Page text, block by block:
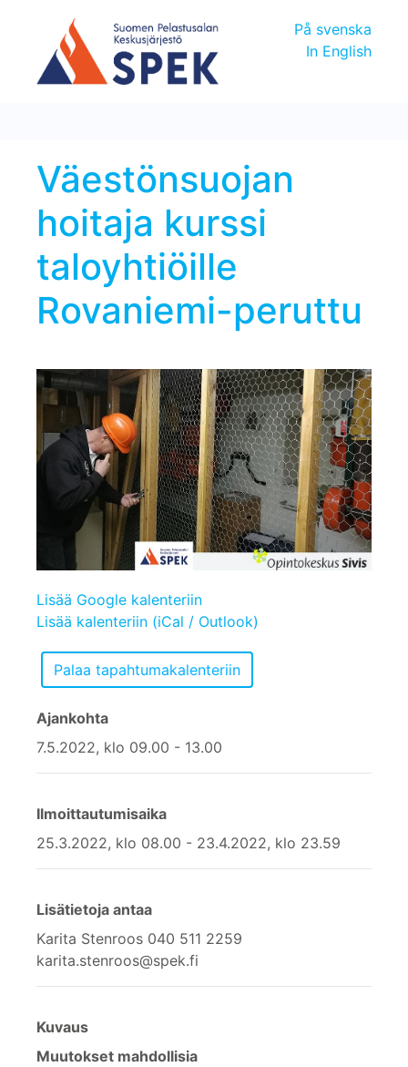
På svenska
In English
Väestönsuojan
hoitaja kurssi
taloyhtiöille
Rovaniemi-peruttu
Lisää Google kalenteriin
Lisää kalenteriin (iCal / Outlook)
Ajankohta
7.5.2022, klo 09.00 - 13.00
Ilmoittautumisaika
25.3.2022, klo 08.00 - 23.4.2022, klo 23.59
Lisätietoja antaa
Karita Stenroos 040 511 2259
karita.stenroos@spek.fi
Kuvaus
Muutokset mahdollisia